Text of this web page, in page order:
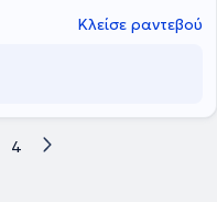
Κλείσε ραντεβού
4